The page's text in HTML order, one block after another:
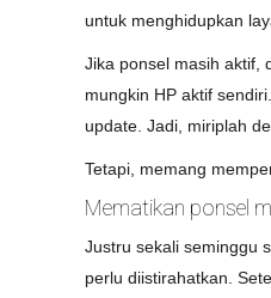
untuk menghidupkan
Jika ponsel masih aktif,
mungkin HP aktif
update. Jadi, miriplah
Tetapi, memang
Mematikan ponsel
Justru sekali seminggu
perlu diistirahatkan.